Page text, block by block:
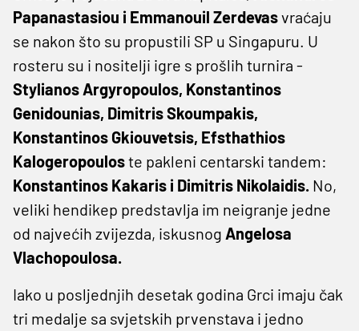
Papanastasiou i Emmanouil Zerdevasvraćaju
se nakon što su propustili SP u Singapuru. U
rosteru su i nositelji igre s prošlih turnira -
Stylianos Argyropoulos, Konstantinos
Genidounias, Dimitris Skoumpakis,
Konstantinos Gkiouvetsis, Efsthathios
Kalogeropouloste pakleni centarski tandem:
Konstantinos Kakaris i Dimitris Nikolaidis. No,
veliki hendikep predstavlja im neigranje jedne
od najvećih zvijezda, iskusnog Angelosa
Vlachopoulosa.
Iako u posljednjih desetak godina Grci imaju čak
tri medalje sa svjetskih prvenstava i jedno